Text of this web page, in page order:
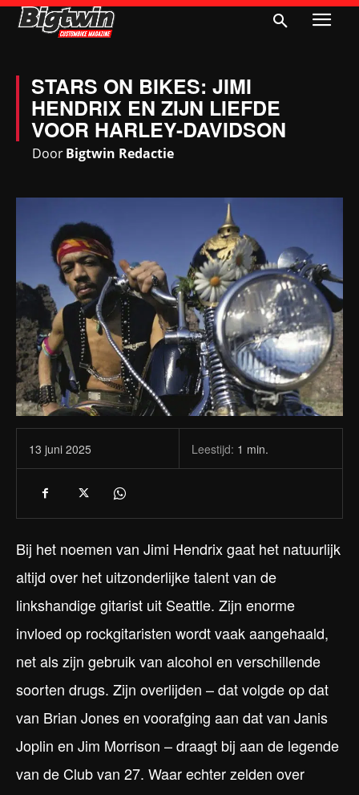
STARS ON BIKES: JIMI
HENDRIX EN ZIJN LIEFDE
VOOR HARLEY-DAVIDSON
DoorBigtwin Redactie
13 juni 2025 Leestijd: 1 min.
Bij het noemen van Jimi Hendrix gaat het natuurlijk
altijd over het uitzonderlijke talent van de
linkshandige gitarist uit Seattle. Zijn enorme
invloed op rockgitaristen wordt vaak aangehaald,
net als zijn gebruik van alcohol en verschillende
soorten drugs. Zijn overlijden – dat volgde op dat
van Brian Jones en voorafging aan dat van Janis
Joplin en Jim Morrison – draagt bij aan de legende
van de Club van 27. Waar echter zelden over